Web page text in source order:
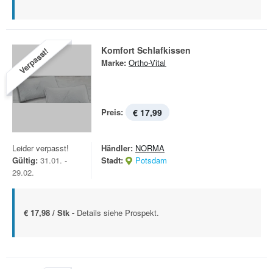
Verpasst! Komfort Schlafkissen
Marke: Ortho-Vital
Preis: € 17,99
Leider verpasst!
Gültig: 31.01. -
29.02.
Händler: NORMA
Stadt:
Potsdam
€ 17,98 / Stk - Details siehe Prospekt.